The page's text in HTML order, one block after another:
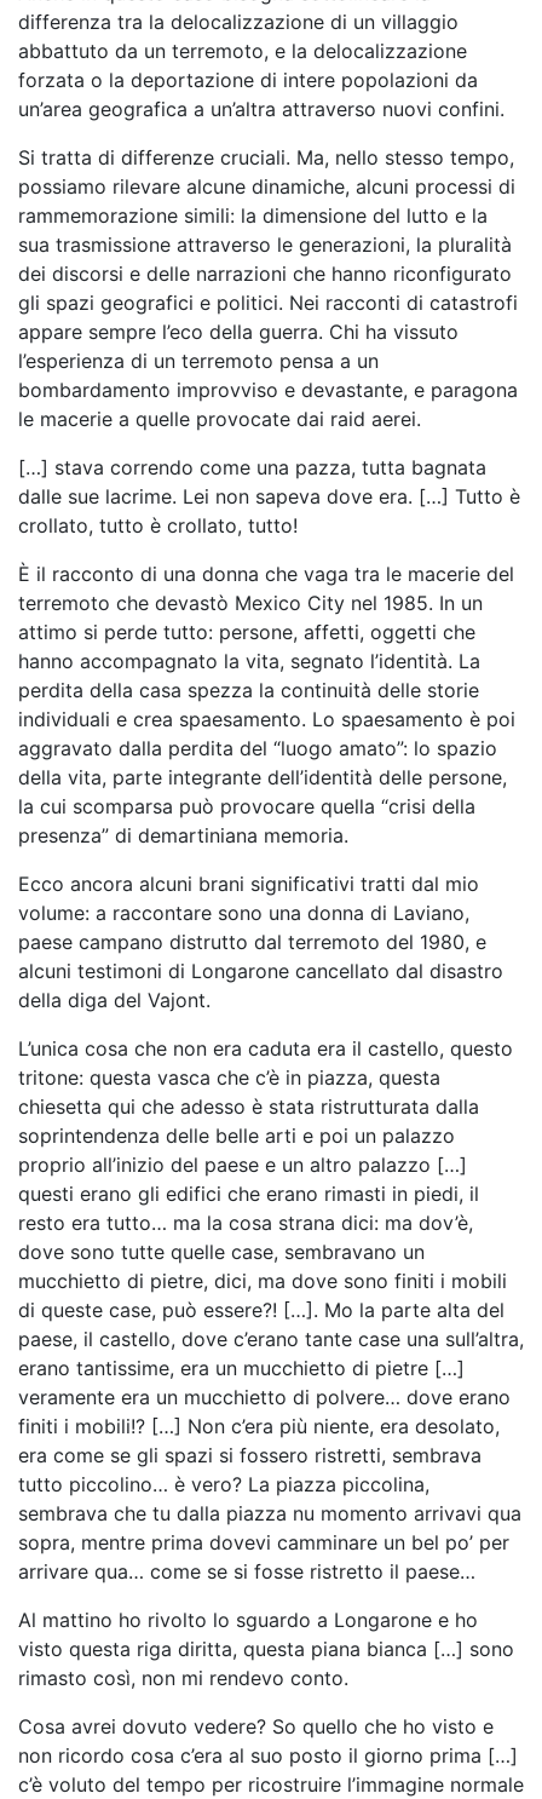
differenza tra la delocalizzazione di un villaggio
abbattuto da un terremoto, e la delocalizzazione
forzata o la deportazione di intere popolazioni da
un’area geografica a un’altra attraverso nuovi confini.
Si tratta di differenze cruciali. Ma, nello stesso tempo,
possiamo rilevare alcune dinamiche, alcuni processi di
rammemorazione simili: la dimensione del lutto e la
sua trasmissione attraverso le generazioni, la pluralità
dei discorsi e delle narrazioni che hanno riconfigurato
gli spazi geografici e politici. Nei racconti di catastrofi
appare sempre l’eco della guerra. Chi ha vissuto
l’esperienza di un terremoto pensa a un
bombardamento improvviso e devastante, e paragona
le macerie a quelle provocate dai raid aerei.
[…] stava correndo come una pazza, tutta bagnata
dalle sue lacrime. Lei non sapeva dove era. […] Tutto è
crollato, tutto è crollato, tutto!
È il racconto di una donna che vaga tra le macerie del
terremoto che devastò Mexico City nel 1985. In un
attimo si perde tutto: persone, affetti, oggetti che
hanno accompagnato la vita, segnato l’identità. La
perdita della casa spezza la continuità delle storie
individuali e crea spaesamento. Lo spaesamento è poi
aggravato dalla perdita del “luogo amato”: lo spazio
della vita, parte integrante dell’identità delle persone,
la cui scomparsa può provocare quella “crisi della
presenza” di demartiniana memoria.
Ecco ancora alcuni brani significativi tratti dal mio
volume: a raccontare sono una donna di Laviano,
paese campano distrutto dal terremoto del 1980, e
alcuni testimoni di Longarone cancellato dal disastro
della diga del Vajont.
L’unica cosa che non era caduta era il castello, questo
tritone: questa vasca che c’è in piazza, questa
chiesetta qui che adesso è stata ristrutturata dalla
soprintendenza delle belle arti e poi un palazzo
proprio all’inizio del paese e un altro palazzo […]
questi erano gli edifici che erano rimasti in piedi, il
resto era tutto… ma la cosa strana dici: ma dov’è,
dove sono tutte quelle case, sembravano un
mucchietto di pietre, dici, ma dove sono finiti i mobili
di queste case, può essere?! […]. Mo la parte alta del
paese, il castello, dove c’erano tante case una sull’altra,
erano tantissime, era un mucchietto di pietre […]
veramente era un mucchietto di polvere… dove erano
finiti i mobili!? […] Non c’era più niente, era desolato,
era come se gli spazi si fossero ristretti, sembrava
tutto piccolino… è vero? La piazza piccolina,
sembrava che tu dalla piazza nu momento arrivavi qua
sopra, mentre prima dovevi camminare un bel po’ per
arrivare qua… come se si fosse ristretto il paese…
Al mattino ho rivolto lo sguardo a Longarone e ho
visto questa riga diritta, questa piana bianca […] sono
rimasto così, non mi rendevo conto.
Cosa avrei dovuto vedere? So quello che ho visto e
non ricordo cosa c’era al suo posto il giorno prima […]
c’è voluto del tempo per ricostruire l’immagine normale